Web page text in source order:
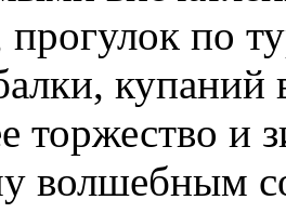
прогулок по
купаний
торжество и
волшебным